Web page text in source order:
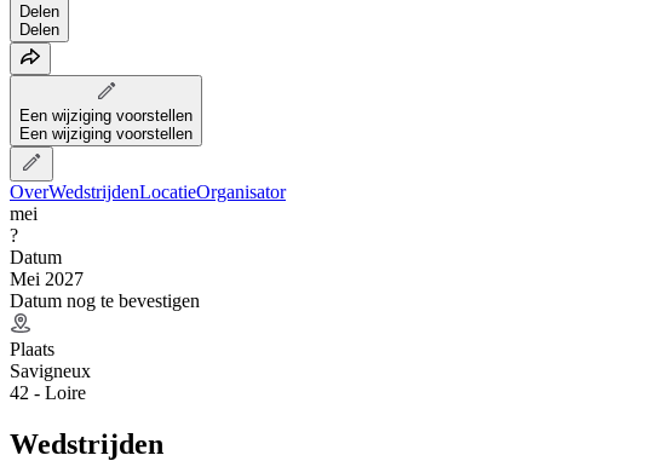
Delen
Delen
Een wijziging voorstellen
Een wijziging voorstellen
OverWedstrijdenLocatieOrganisator
mei
?
Datum
Mei 2027
Datum nog te bevestigen
Plaats
Savigneux
42 - Loire
Wedstrijden